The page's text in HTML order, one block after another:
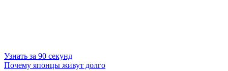
Узнать за 90 секунд
Почему японцы живут долго